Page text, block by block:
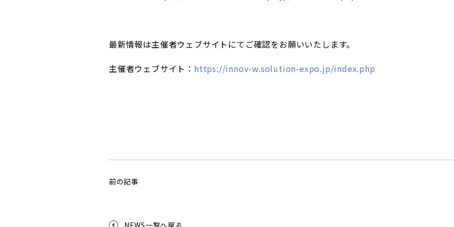
最新情報は主催者ウェブサイトにてご確認をお願いいたします。
主催者ウェブサイト： https://innov-w.solution-expo.jp/index.php
前の記事
NEWS一覧へ戻る